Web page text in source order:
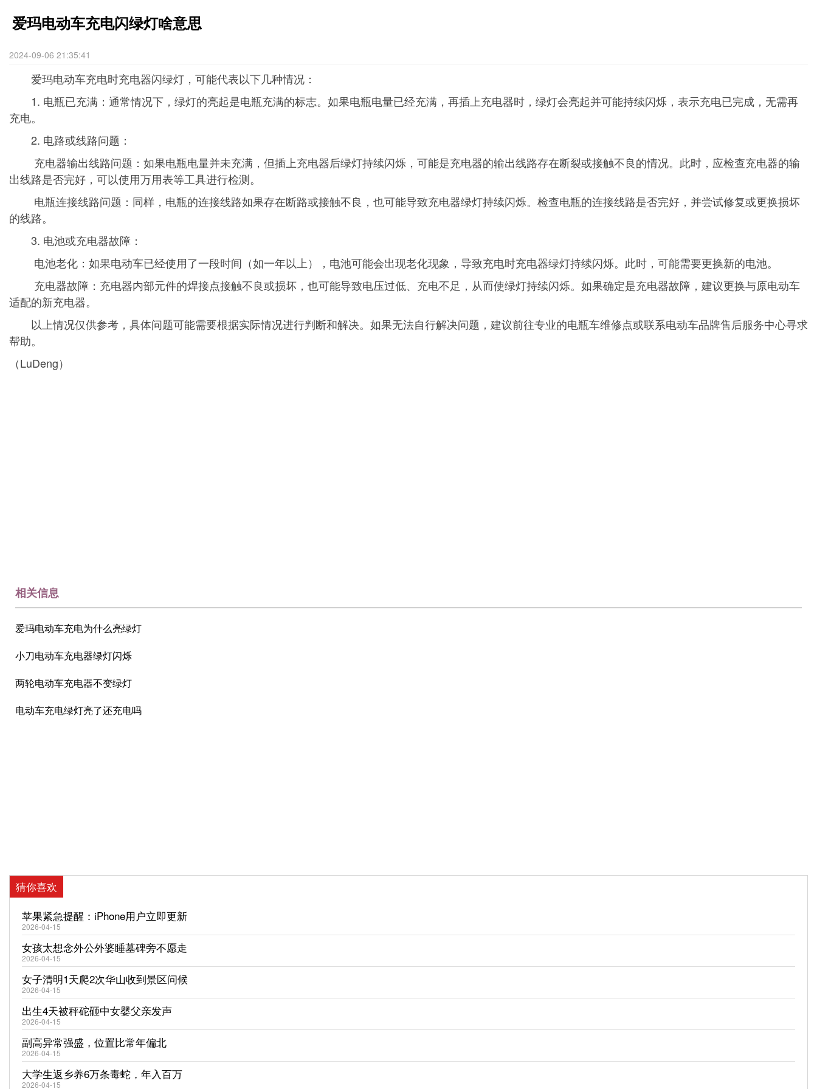
爱玛电动车充电闪绿灯啥意思
2024-09-06 21:35:41
爱玛电动车充电时充电器闪绿灯，可能代表以下几种情况：
1. 电瓶已充满：通常情况下，绿灯的亮起是电瓶充满的标志。如果电瓶电量已经充满，再插上充电器时，绿灯会亮起并可能持续闪烁，表示充电已完成，无需再
充电。
2. 电路或线路问题：
充电器输出线路问题：如果电瓶电量并未充满，但插上充电器后绿灯持续闪烁，可能是充电器的输出线路存在断裂或接触不良的情况。此时，应检查充电器的输
出线路是否完好，可以使用万用表等工具进行检测。
电瓶连接线路问题：同样，电瓶的连接线路如果存在断路或接触不良，也可能导致充电器绿灯持续闪烁。检查电瓶的连接线路是否完好，并尝试修复或更换损坏
的线路。
3. 电池或充电器故障：
电池老化：如果电动车已经使用了一段时间（如一年以上），电池可能会出现老化现象，导致充电时充电器绿灯持续闪烁。此时，可能需要更换新的电池。
充电器故障：充电器内部元件的焊接点接触不良或损坏，也可能导致电压过低、充电不足，从而使绿灯持续闪烁。如果确定是充电器故障，建议更换与原电动车
适配的新充电器。
以上情况仅供参考，具体问题可能需要根据实际情况进行判断和解决。如果无法自行解决问题，建议前往专业的电瓶车维修点或联系电动车品牌售后服务中心寻求
帮助。
（LuDeng）
相关信息
爱玛电动车充电为什么亮绿灯
小刀电动车充电器绿灯闪烁
两轮电动车充电器不变绿灯
电动车充电绿灯亮了还充电吗
猜你喜欢
苹果紧急提醒：iPhone用户立即更新
2026-04-15
女孩太想念外公外婆睡墓碑旁不愿走
2026-04-15
女子清明1天爬2次华山收到景区问候
2026-04-15
出生4天被秤砣砸中女婴父亲发声
2026-04-15
副高异常强盛，位置比常年偏北
2026-04-15
大学生返乡养6万条毒蛇，年入百万
2026-04-15